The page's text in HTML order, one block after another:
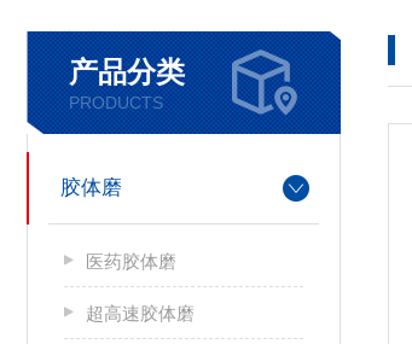
产品分类
PRODUCTS
胶体磨
医药胶体磨
超高速胶体磨